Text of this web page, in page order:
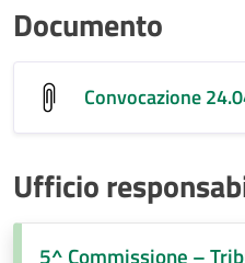
Documento
Convocazione
Ufficio
5^ Commissione –